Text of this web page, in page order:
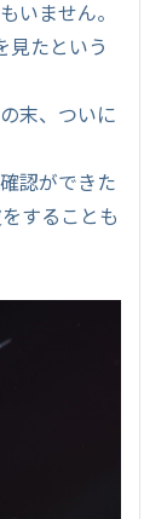
いません。
見たという
末、ついに
認ができた
することも